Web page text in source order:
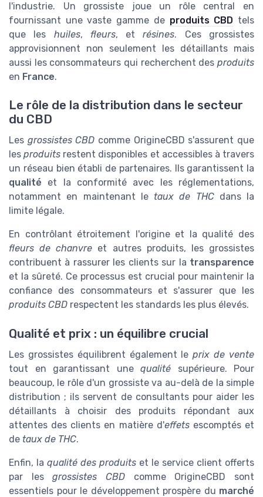
l'industrie. Un grossiste joue un rôle central en
fournissant une vaste gamme de produits CBD tels
que les huiles, fleurs, etrésines. Ces grossistes
approvisionnent non seulement les détaillants mais
aussi les consommateurs qui recherchent des produits
en France.
Le rôle de la distribution dans le secteur
du CBD
Les grossistes CBD comme OrigineCBD s'assurent que
lesproduits restent disponibles et accessibles à travers
un réseau bien établi de partenaires. Ils garantissent la
qualité et la conformité avec les réglementations,
notamment en maintenant le taux de THCdans la
limite légale.
En contrôlant étroitement l'origine et la qualité des
fleurs de chanvre et autres produits, les grossistes
contribuent à rassurer les clients sur la transparence
et la sûreté. Ce processus est crucial pour maintenir la
confiance des consommateurs et s'assurer que les
produits CBD respectent les standards les plus élevés.
Qualité et prix : un équilibre crucial
Les grossistes équilibrent également leprix de vente
tout en garantissant une qualité supérieure. Pour
beaucoup, le rôle d'un grossiste va au-delà de la simple
distribution ; ils servent de consultants pour aider les
détaillants à choisir des produits répondant aux
attentes des clients en matière d'effetsescomptés et
de taux de THC.
Enfin, la qualité des produits et le service client offerts
par lesgrossistes CBD comme OrigineCBD sont
essentiels pour le développement prospère du marché